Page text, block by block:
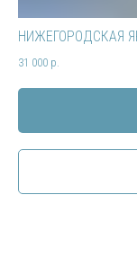
НИЖЕГОРОДСКАЯ
31 000 р.
Политика
+79253383233